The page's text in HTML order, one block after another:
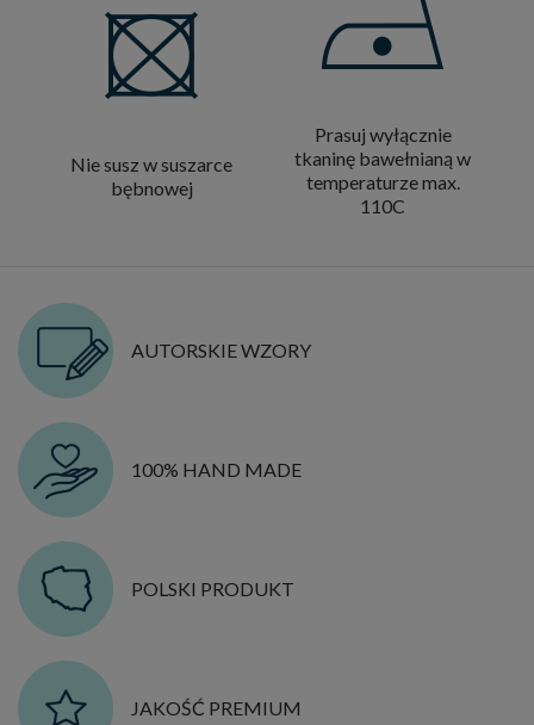
Nie susz w suszarce
bębnowej
Prasuj wyłącznie
tkaninę bawełnianą w
temperaturze max.
110C
AUTORSKIE WZORY
100% HAND MADE
POLSKI PRODUKT
JAKOŚĆ PREMIUM